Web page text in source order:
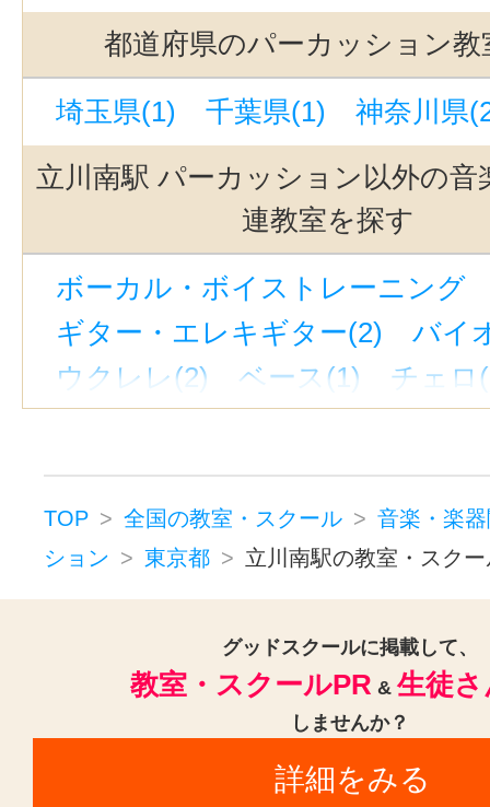
新線池袋駅(1)
緑が丘駅(東京)(1)
池ノ上駅(1)
新大久保駅(1)
京
恵比寿駅(東京)(1)
東京駅(1)
有楽町駅(1)
東北沢駅(1)
東高
上野御徒町駅(1)
中目黒駅(1)
三軒茶屋駅(1)
銀座駅(1)
世田
町田駅(1)
代官山駅(1)
神泉駅
駒沢大学駅(1)
銀座一丁目駅(1)
自由が丘駅(東京)(1)
立川駅(1)
奥沢駅(1)
都道府県のパーカッション教
埼玉県(1) 千葉県(1)
神奈川県
立川南駅 パーカッション以外の音
連教室を探す
ボーカル・ボイストレーニング
ギター・エレキギター(2)
バイ
ウクレレ(2)
ベース(1)
チェロ
ジャズピアノ(1)
キーボード・
ドラム(2)
和太鼓(1)
オカリナ
ハーモニカ(1)
トロンボーン(1)
チューバ(1)
フルート(2)
サッ
トランペット(2)
クラリネット
ゴスペル(1)
ジャズ(1)
民族楽
二胡(2)
三味線(2)
沖縄三線(2)
ホルン(1)
TOP 全国の教室・スクール
音楽・楽
ション
東京都 立川南駅の教室・スクー
グッドスクールに掲載して、
教室・スクールPR & 生徒
しませんか？
詳細をみる